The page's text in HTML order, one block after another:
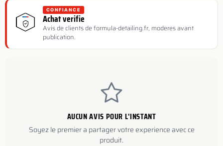
CONFIANCE
Achat verifie
Avis de clients de formula-detailing.fr, moderes avant
publication.
AUCUN AVIS POUR L'INSTANT
Soyez le premier a partager votre experience avec ce
produit.